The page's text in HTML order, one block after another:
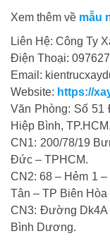
Xem thêm về mẫu
Liên Hệ: Công Ty
Điện Thoại:
Email:
Website: https://
Văn Phòng: Số
Hiệp Bình, TP.HCM.
CN1: 200/78/19
Đức – TPHCM.
CN2: 68 – Hẻm 1
Tân – TP Biên
CN3: Đường Dk4A
Bình Dương.